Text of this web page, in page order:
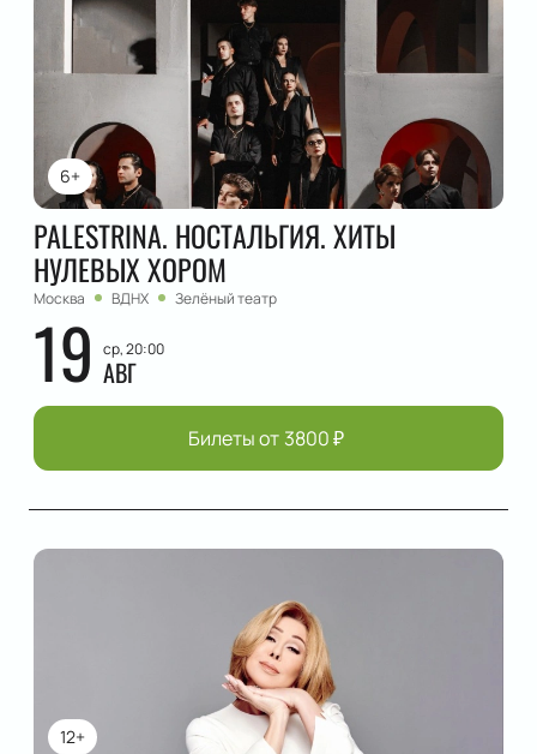
6+
PALESTRINA. НОСТАЛЬГИЯ. ХИТЫ
НУЛЕВЫХ ХОРОМ
Москва ВДНХ Зелёный театр
19 ср, 20:00
АВГ
Билеты от 3800₽
12+